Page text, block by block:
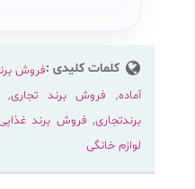
کلمات کلیدی :فروش
آماده, فروش برند تجاری,
برندتجاری, فروش برند
لوازم خانگی